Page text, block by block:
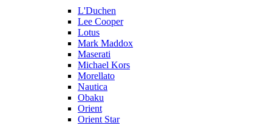
L'Duchen
Lee Cooper
Lotus
Mark Maddox
Maserati
Michael Kors
Morellato
Nautica
Obaku
Orient
Orient Star